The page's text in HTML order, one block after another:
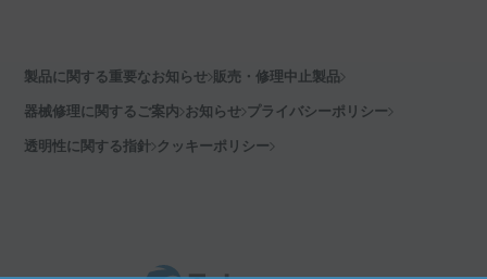
製品に関する重要なお知らせ 販売・修理中止製品
器械修理に関するご案内 お知らせ プライバシーポリシー
透明性に関する指針 クッキーポリシー